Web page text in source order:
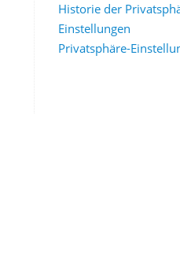
Historie der
Einstellungen
Privatsphäre-